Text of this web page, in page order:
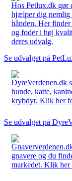
Hos Petlux.dk gør
hjælper dig nemlig
hånden. Her
og foder i høj
deres udvalg.
Se udvalget på
DyreVerdenen.dk
hunde, katte,
krybdyr. Klik her
Se udvalget på
gnavere og du
markedet. Klik her